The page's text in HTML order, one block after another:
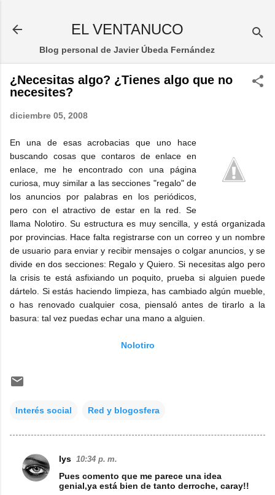
EL VENTANUCO
Blog personal de Javier Úbeda Fernández
¿Necesitas algo? ¿Tienes algo que no
necesites?
diciembre 05, 2008
En una de esas acrobacias que uno hace
buscando cosas que contaros de enlace en
enlace, me he encontrado con una página
curiosa, muy similar a las secciones "regalo" de
los anuncios por palabras en los periódicos,
pero con el atractivo de estar en la red. Se
llama Nolotiro. Su estructura es muy sencilla, y está organizada
por provincias. Hace falta registrarse con un correo y un nombre
de usuario para enviar y recibir mensajes o colgar anuncios, y se
divide en dos secciones: Regalo y Quiero. Si necesitas algo pero
la crisis te está asfixiando un poquito, prueba si alguien puede
dártelo. Si estás haciendo limpieza, has cambiado algún mueble,
o has renovado cualquier cosa, piensaló antes de tirarlo a la
basura: tal vez puedas echar una mano a alguien.
Nolotiro
Interés social Red y blogosfera
C
lys 10:34 p. m.
Pues comento que me parece una idea
genial,ya está bien de tanto derroche, caray!!